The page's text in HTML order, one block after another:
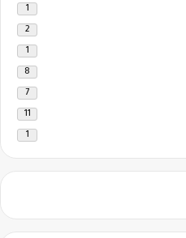
1
2
1
8
7
11
1